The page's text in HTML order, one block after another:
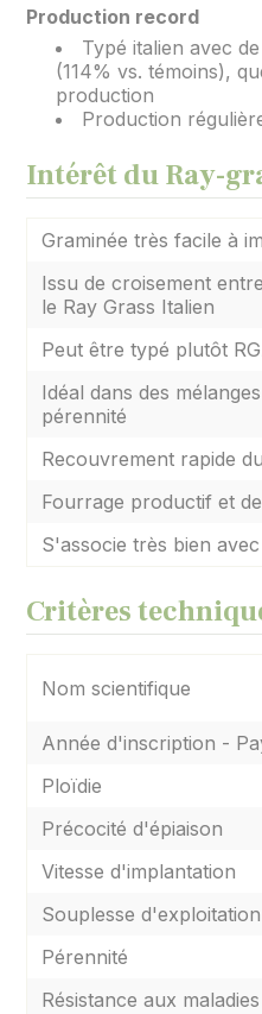
Production record
Typé italien avec
(114% vs. témoins),
production
Production
Intérêt du Ray-
Graminée très facile à
Issu de croisement
le Ray Grass Italien
Peut être typé plutôt
Idéal dans des
pérennité
Recouvrement rapide
Fourrage productif et
S'associe très bien
Critères
Nom scientifique
Année d'inscription -
Ploïdie
Précocité d'épiaison
Vitesse d'implantation
Souplesse d'exploitation
Pérennité
Résistance aux maladies